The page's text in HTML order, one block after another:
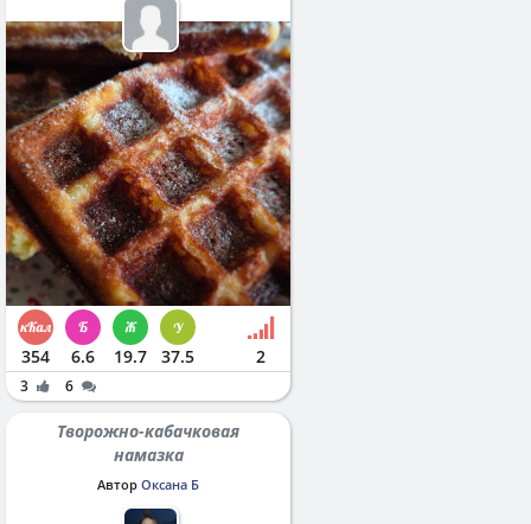
354 6.6 19.7 37.5 2
3 6
Творожно-кабачковая
намазка
Автор Оксана Б